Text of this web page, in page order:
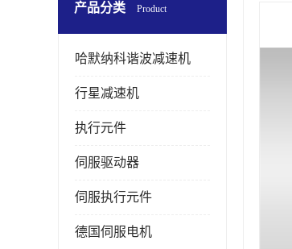
产品分类 Product
哈默纳科谐波减速机
行星减速机
执行元件
伺服驱动器
伺服执行元件
德国伺服电机